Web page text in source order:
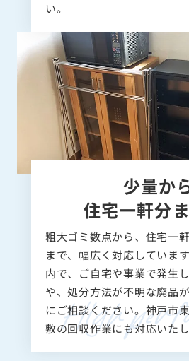
い。
少量か
住宅一軒分
粗大ゴミ数点から、住宅一
まで、幅広く対応していま
内で、ご自宅や事業で発生
や、処分方法が不明な廃品
にご相談ください。神戸市
敷の回収作業にも対応いた